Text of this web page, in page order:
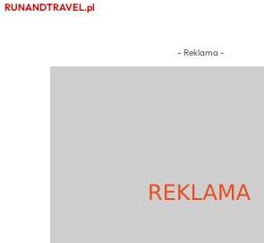
RUNANDTRAVEL.pl
- Reklama -